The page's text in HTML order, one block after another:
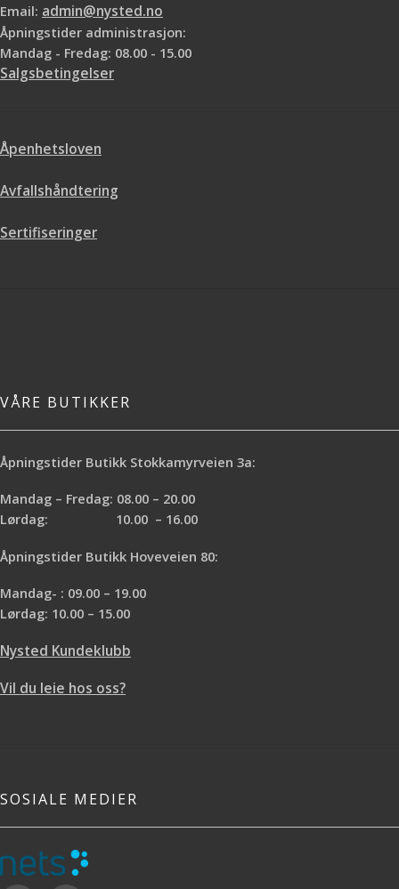
Email: admin@nysted.no
Åpningstider administrasjon:
Mandag - Fredag: 08.00 - 15.00
Salgsbetingelser
Åpenhetsloven
Avfallshåndtering
Sertifiseringer
VÅRE BUTIKKER
Åpningstider Butikk Stokkamyrveien 3a:
Mandag – Fredag: 08.00 – 20.00
Lørdag: 10.00 – 16.00
Åpningstider Butikk Hoveveien 80:
Mandag- : 09.00 – 19.00
Lørdag: 10.00 – 15.00
Nysted Kundeklubb
Vil du leie hos oss?
SOSIALE MEDIER